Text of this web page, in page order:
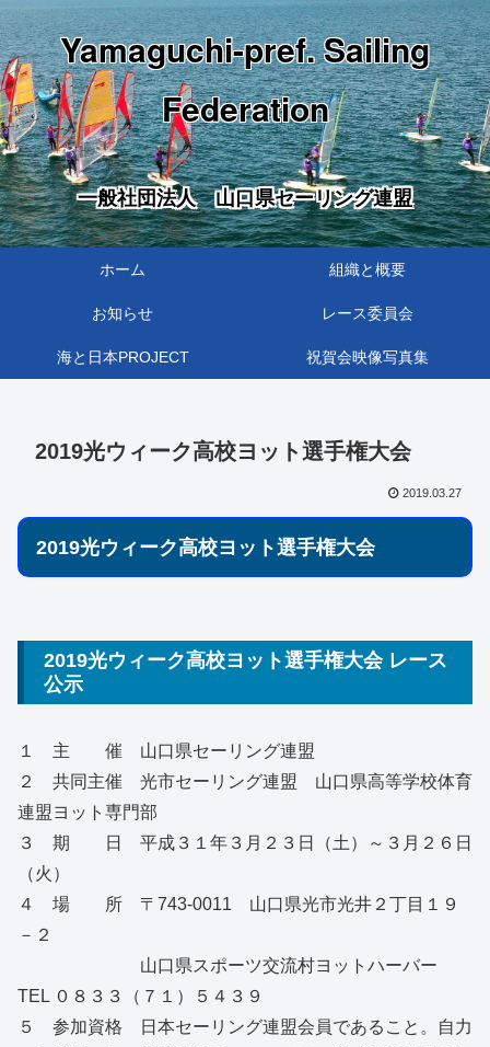
Yamaguchi-pref. Sailing
Federation
一般社団法人 山口県セーリング連盟
ホーム 組織と概要
お知らせ レース委員会
海と日本PROJECT 祝賀会映像写真集
2019光ウィーク高校ヨット選手権大会
2019.03.27
2019光ウィーク高校ヨット選手権大会
2019光ウィーク高校ヨット選手権大会 レース
公示
１ 主 催 山口県セーリング連盟
２ 共同主催 光市セーリング連盟 山口県高等学校体育
連盟ヨット専門部
３ 期 日 平成３１年３月２３日（土）～３月２６日
（火）
４ 場 所 〒743-0011 山口県光市光井２丁目１９
－２
山口県スポーツ交流村ヨットハーバー
TEL ０８３３（７１）５４３９
５ 参加資格 日本セーリング連盟会員であること。自力